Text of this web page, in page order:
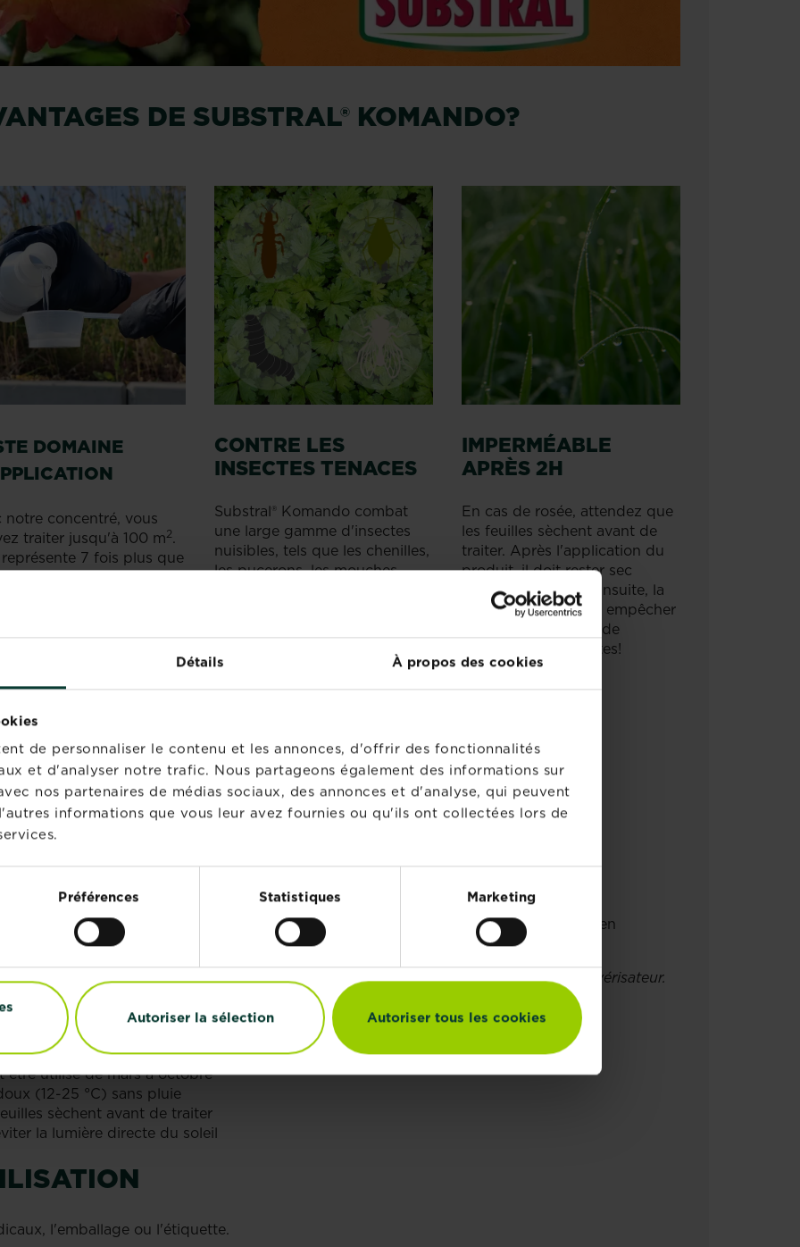
Détails À propos des cookies
de personnaliser le contenu et les annonces, d'offrir des fonctionnalités
et d'analyser notre trafic. Nous partageons également des informations sur
nos partenaires de médias sociaux, des annonces et d'analyse, qui peuvent
informations que vous leur avez fournies ou qu'ils ont collectées lors de
Préférences Statistiques Marketing
Autoriser la sélection Autoriser tous les cookies
DE SUBSTRAL® KOMANDO?
DOMAINE
notre concentré, vous
traiter jusqu'à 100 m2.
représente 7 fois plus que
produitprêt à l'emploi
CONTRE LES
INSECTES TENACES
Substral® Komando combat
une large gamme d'insectes
nuisibles, tels que les chenilles,
les pucerons, les mouches
IMPERMÉABLE
APRÈS 2H
En cas de rosée, attendez que
les feuilles sèchent avant de
traiter. Après l'application du
produit, il doit rester sec
pendant 2 heures. Ensuite, la
pluie ne pourra plus empêcher
Substral® Komando de
combattre les insectes!
KOMANDO CONCENTRAAT?
suivez les étapes suivantes :
avec la cuillère doseuse fournie
avec de l'eau
désirée
homogène
des plantes infectées, ainsi que sur le tronc et les tiges, jusqu'à ce que les gouttes en
à cette version en spray. Il est également possible d'utiliser votre propre pulvérisateur.
être utilisé de mars à octobre
(12-25 °C) sans pluie
sèchent avant de traiter
la lumière directe du soleil
l'emballage ou l'étiquette.